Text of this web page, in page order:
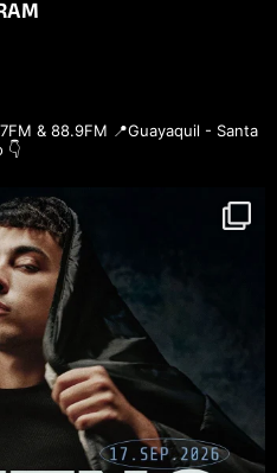
& 88.9FM 📍Guayaquil - Santa
👇